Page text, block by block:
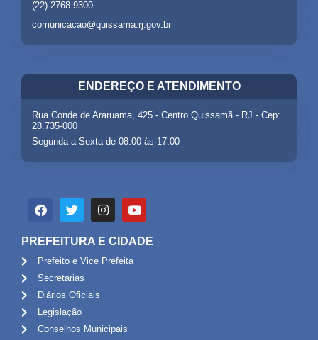
(22) 2768-9300
comunicacao@quissama.rj.gov.br
ENDEREÇO E ATENDIMENTO
Rua Conde de Araruama, 425 - Centro Quissamã - RJ - Cep:
28.735-000
Segunda a Sexta de 08:00 às 17:00
PREFEITURA E CIDADE
Prefeito e Vice Prefeita
Secretarias
Diários Oficiais
Legislação
Conselhos Municipais